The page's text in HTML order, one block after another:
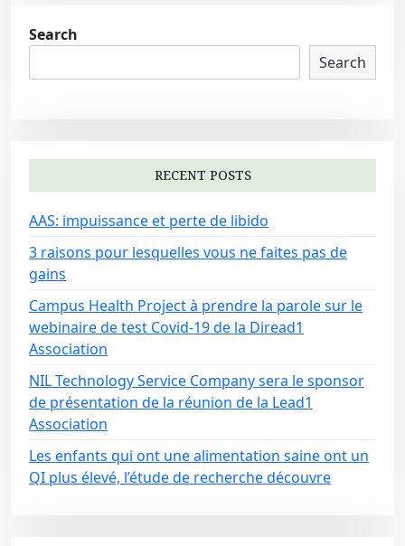
Search
Search
RECENT POSTS
AAS: impuissance et perte de libido
3 raisons pour lesquelles vous ne faites pas de
gains
Campus Health Project à prendre la parole sur le
webinaire de test Covid-19 de la Diread1
Association
NIL Technology Service Company sera le sponsor
de présentation de la réunion de la Lead1
Association
Les enfants qui ont une alimentation saine ont un
QI plus élevé, l’étude de recherche découvre